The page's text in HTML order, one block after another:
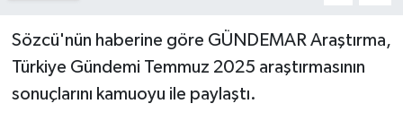
Sözcü'nün haberine göre GÜNDEMAR Araştırma,
Türkiye Gündemi Temmuz 2025 araştırmasının
sonuçlarını kamuoyu ile paylaştı.